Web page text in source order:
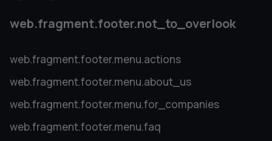
web.fragment.footer.not_to_overlook
web.fragment.footer.menu.actions
web.fragment.footer.menu.about_us
web.fragment.footer.menu.for_companies
web.fragment.footer.menu.faq